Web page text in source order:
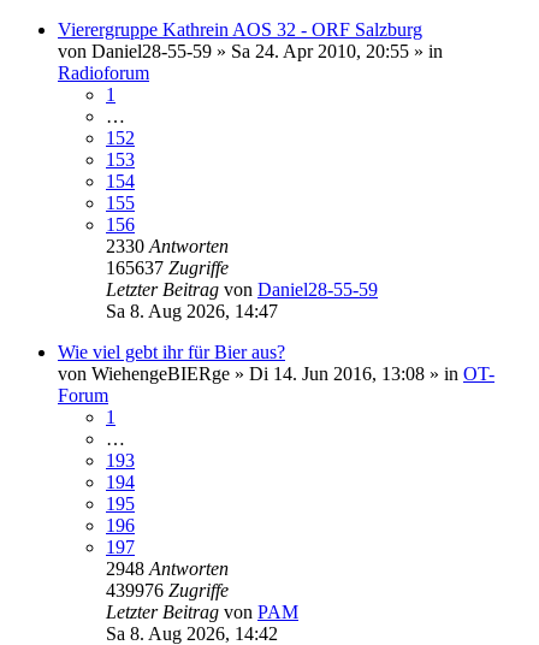
Vierergruppe Kathrein AOS 32 - ORF Salzburg
von Daniel28-55-59 » Sa 24. Apr 2010, 20:55 » in
Radioforum
1
…
152
153
154
155
156
2330 Antworten
165637 Zugriffe
Letzter Beitrag von Daniel28-55-59
Sa 8. Aug 2026, 14:47
Wie viel gebt ihr für Bier aus?
von WiehengeBIERge » Di 14. Jun 2016, 13:08 » in OT-
Forum
1
…
193
194
195
196
197
2948 Antworten
439976 Zugriffe
Letzter Beitrag von PAM
Sa 8. Aug 2026, 14:42